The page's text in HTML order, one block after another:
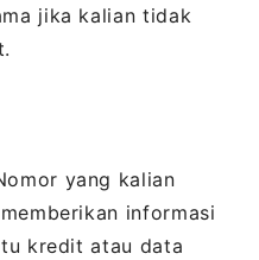
jika kalian tidak
yang kalian
informasi
kredit atau data